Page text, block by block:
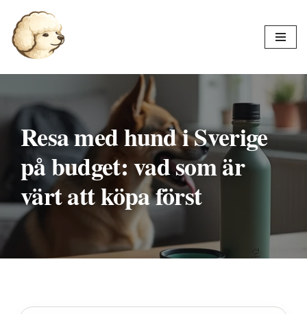
Hoppa
till
Resa med hund i Sverige
på budget: vad som är
värt att köpa först